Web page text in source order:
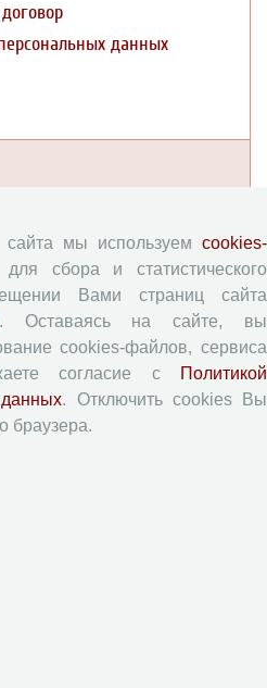
данных
перемены
развития
мы используем cookies-
сбора и статистического
Вами страниц сайта
Оставаясь на сайте, вы
cookies-файлов, сервиса
согласие с
Политикой
. Отключить cookies Вы
браузера.